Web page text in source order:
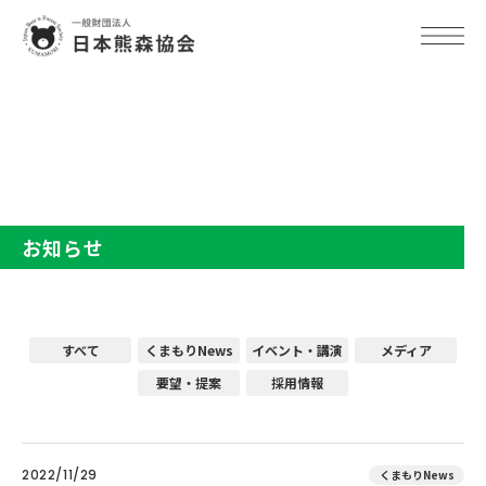
お知らせ
すべて くまもりNews イベント・講演
メディア
要望・提案
採用情報
2022/11/29 くまもりNews